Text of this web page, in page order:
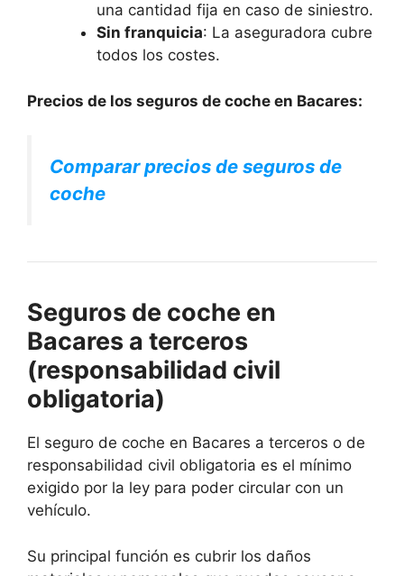
una cantidad fija en caso de siniestro.
Sin franquicia: La aseguradora cubre
todos los costes.
Precios de los seguros de coche en Bacares:
Comparar precios de seguros de
coche
Seguros de coche en
Bacares a terceros
(responsabilidad civil
obligatoria)
El seguro de coche en Bacares a terceros o de
responsabilidad civil obligatoria es el mínimo
exigido por la ley para poder circular con un
vehículo.
Su principal función es cubrir los daños